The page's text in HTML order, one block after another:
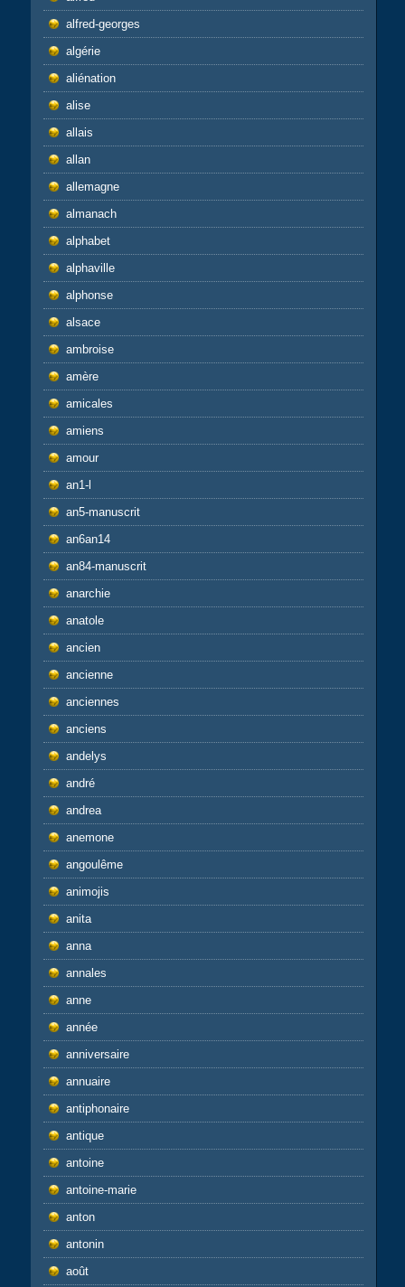
alfred-georges
algérie
aliénation
alise
allais
allan
allemagne
almanach
alphabet
alphaville
alphonse
alsace
ambroise
amère
amicales
amiens
amour
an1-l
an5-manuscrit
an6an14
an84-manuscrit
anarchie
anatole
ancien
ancienne
anciennes
anciens
andelys
andré
andrea
anemone
angoulême
animojis
anita
anna
annales
anne
année
anniversaire
annuaire
antiphonaire
antique
antoine
antoine-marie
anton
antonin
août